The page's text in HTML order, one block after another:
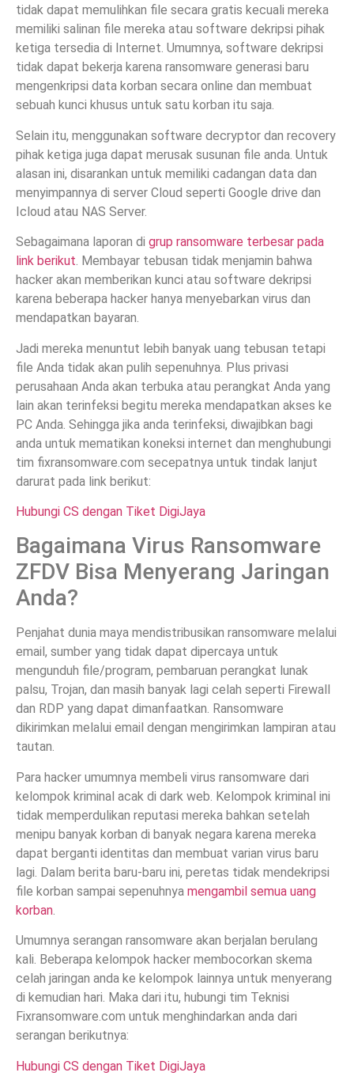
tidak dapat memulihkan file secara gratis kecuali mereka
memiliki salinan file mereka atau software dekripsi pihak
ketiga tersedia di Internet. Umumnya, software dekripsi
tidak dapat bekerja karena ransomware generasi baru
mengenkripsi data korban secara online dan membuat
sebuah kunci khusus untuk satu korban itu saja.
Selain itu, menggunakan software decryptor dan recovery
pihak ketiga juga dapat merusak susunan file anda. Untuk
alasan ini, disarankan untuk memiliki cadangan data dan
menyimpannya di server Cloud seperti Google drive dan
Icloud atau NAS Server.
Sebagaimana laporan di grup ransomware terbesar pada
link berikut. Membayar tebusan tidak menjamin bahwa
hacker akan memberikan kunci atau software dekripsi
karena beberapa hacker hanya menyebarkan virus dan
mendapatkan bayaran.
Jadi mereka menuntut lebih banyak uang tebusan tetapi
file Anda tidak akan pulih sepenuhnya. Plus privasi
perusahaan Anda akan terbuka atau perangkat Anda yang
lain akan terinfeksi begitu mereka mendapatkan akses ke
PC Anda. Sehingga jika anda terinfeksi, diwajibkan bagi
anda untuk mematikan koneksi internet dan menghubungi
tim fixransomware.com secepatnya untuk tindak lanjut
darurat pada link berikut:
Hubungi CS dengan Tiket DigiJaya
Bagaimana Virus Ransomware
ZFDV Bisa Menyerang Jaringan
Anda?
Penjahat dunia maya mendistribusikan ransomware melalui
email, sumber yang tidak dapat dipercaya untuk
mengunduh file/program, pembaruan perangkat lunak
palsu, Trojan, dan masih banyak lagi celah seperti Firewall
dan RDP yang dapat dimanfaatkan. Ransomware
dikirimkan melalui email dengan mengirimkan lampiran atau
tautan.
Para hacker umumnya membeli virus ransomware dari
kelompok kriminal acak di dark web. Kelompok kriminal ini
tidak memperdulikan reputasi mereka bahkan setelah
menipu banyak korban di banyak negara karena mereka
dapat berganti identitas dan membuat varian virus baru
lagi. Dalam berita baru-baru ini, peretas tidak mendekripsi
file korban sampai sepenuhnya mengambil semua uang
korban
Umumnya serangan ransomware akan berjalan berulang
kali. Beberapa kelompok hacker membocorkan skema
celah jaringan anda ke kelompok lainnya untuk menyerang
di kemudian hari. Maka dari itu, hubungi tim Teknisi
Fixransomware.com untuk menghindarkan anda dari
serangan berikutnya:
Hubungi CS dengan Tiket DigiJaya